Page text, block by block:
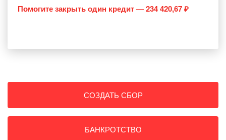
Помогите закрыть один кредит — 234 420,67 ₽
СОЗДАТЬ СБОР
БАНКРОТСТВО